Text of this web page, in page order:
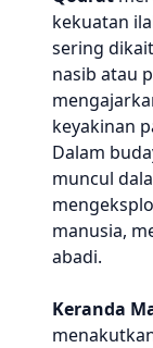
kekuatan
sering
nasib atau
keyakinan
Dalam
muncul
manusia,
abadi.
Keranda